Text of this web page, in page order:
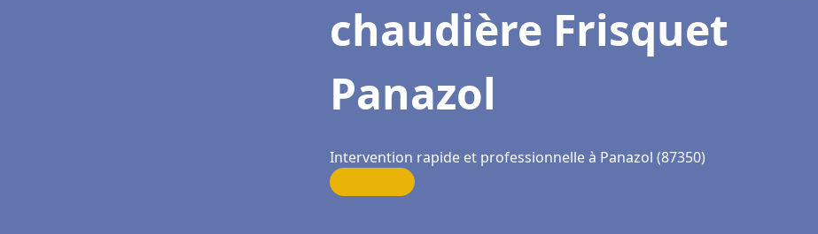
chaudière Frisquet
Panazol
Intervention rapide et professionnelle à Panazol (87350)